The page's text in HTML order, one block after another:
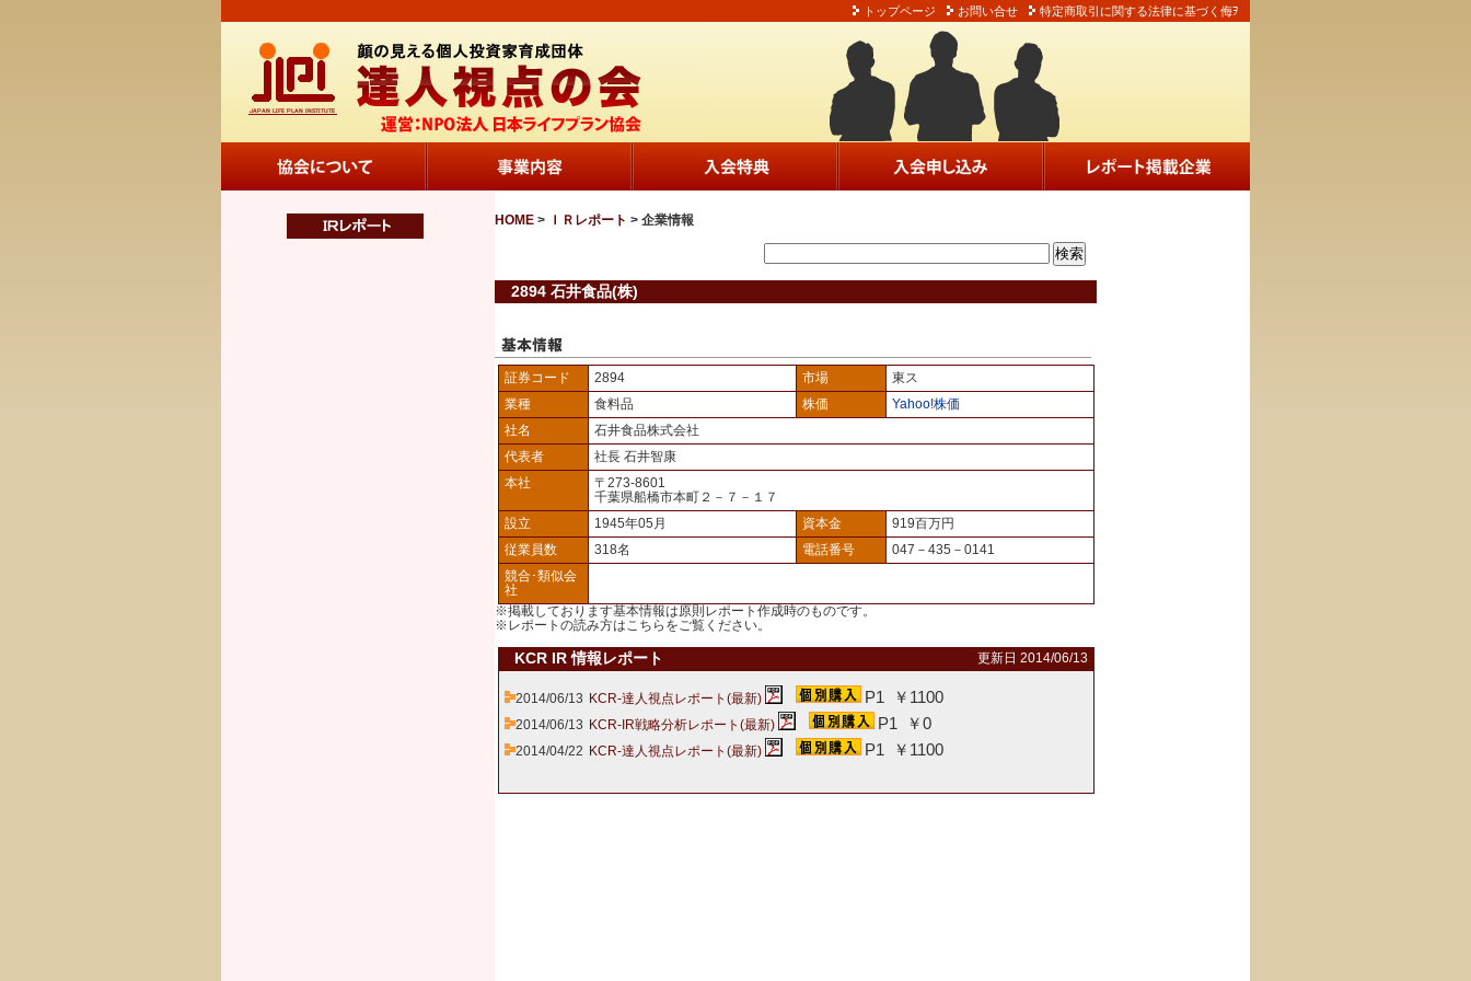
トップページ お問い合せ 特定商取引に関する法律に基づく侮ｦ
HOME > ＩＲレポート > 企業情報
2894 石井食品(株)
証券コード 2894 市場
東ス
業種
食料品 株価
Yahoo!株価
社名
石井食品株式会社
代表者
社長 石井智康
本社
〒273-8601
千葉県船橋市本町２－７－１７
設立
1945年05月 資本金
919百万円
従業員数
318名 電話番号
047－435－0141
競合･類似会
社
※掲載しております基本情報は原則レポート作成時のものです。
※レポートの読み方はこちら をご覧ください。
KCR IR 情報レポート 更新日 2014/06/13
2014/06/13 KCR-達人視点レポート(最新) P1 ￥1100
2014/06/13 KCR-IR戦略分析レポート(最新) P1 ￥0
2014/04/22 KCR-達人視点レポート(最新) P1 ￥1100